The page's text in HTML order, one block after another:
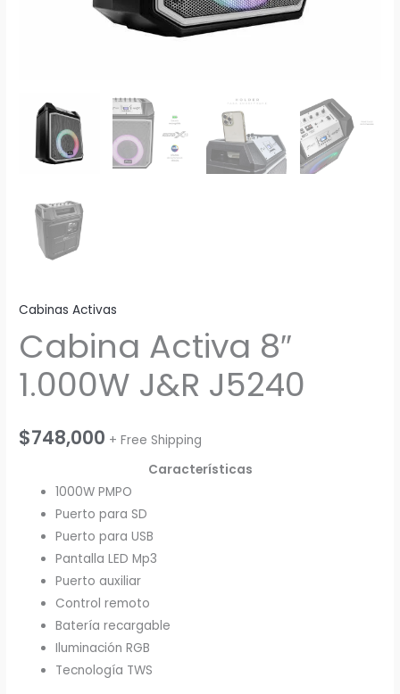
Cabinas Activas
Cabina Activa 8″
1.000W J&R J5240
$748,000 + Free Shipping
Características
1000W PMPO
Puerto para SD
Puerto para USB
Pantalla LED Mp3
Puerto auxiliar
Control remoto
Batería recargable
Iluminación RGB
Tecnología TWS